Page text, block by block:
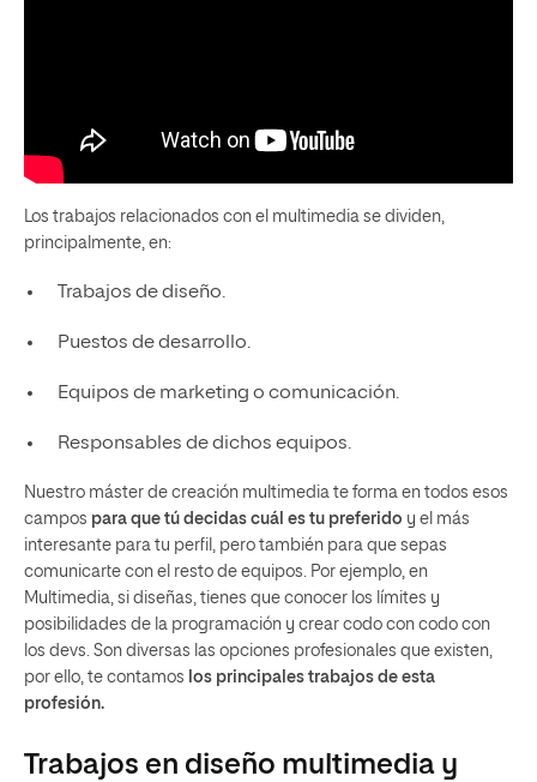
Los trabajos relacionados con el multimedia se dividen,
principalmente, en:
Trabajos de diseño.
Puestos de desarrollo.
Equipos de marketing o comunicación.
Responsables de dichos equipos.
Nuestro máster de creación multimedia te forma en todos esos
campos para que tú decidas cuál es tu preferido y el más
interesante para tu perfil, pero también para que sepas
comunicarte con el resto de equipos. Por ejemplo, en
Multimedia, si diseñas, tienes que conocer los límites y
posibilidades de la programación y crear codo con codo con
los devs. Son diversas las opciones profesionales que existen,
por ello, te contamos los principales trabajos de esta
profesión.
Trabajos en diseño multimedia y